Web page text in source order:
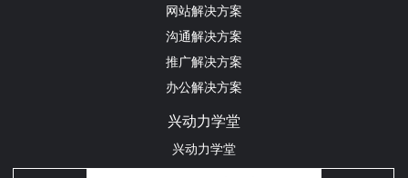
网站解决方案
沟通解决方案
推广解决方案
办公解决方案
兴动力学堂
兴动力学堂